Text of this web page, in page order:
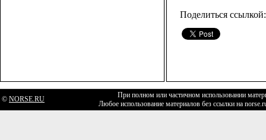
Поделиться ссылкой:
© NORSE.RU
При полном или частичном использовании
Любое использование материалов без ссылки на